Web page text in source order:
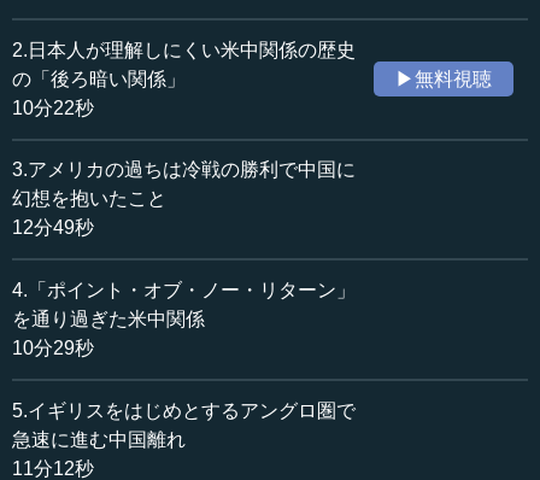
≪全文≫
●「一国二制度」の合意を踏みにじられたイギリス
ですが、まず香港について伺います。
今般の香港をめぐるが問題が、かなり大きなことになっ
ています。以前ならアメリカ、とくにトランプ政権が比較
的、反中の姿勢を示す中、ヨーロッパはそこまでではない
という見方もありました。特にドイツは親中的なスタンス
で、経済活動も含めて、いろいろやっているという見方も
ありました。これが2020年になって、ずいぶん変わってき
たのでしょうか。
中西 非常に大きく変わりました。特にイギリスをはじめ
2.日本人が理解しにくい米中関係の歴史
の「後ろ暗い関係」
10分22秒
▶無料視聴
3.アメリカの過ちは冷戦の勝利で中国に
幻想を抱いたこと
12分49秒
4.「ポイント・オブ・ノー・リターン」
を通り過ぎた米中関係
10分29秒
5.イギリスをはじめとするアングロ圏で
急速に進む中国離れ
11分12秒